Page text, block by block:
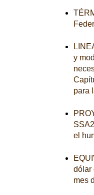
y
para
el
dólar
mes